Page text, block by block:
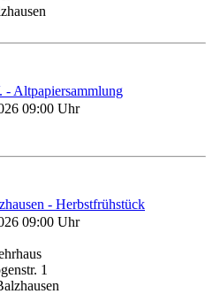
- Altpapiersammlung
09:00 Uhr
- Herbstfrühstück
09:00 Uhr
1